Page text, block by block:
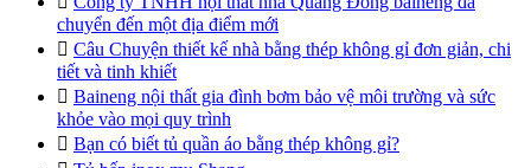
chuyển đến một địa điểm mới
 Câu Chuyện thiết kế nhà bằng thép không gỉ đơn giản, chi
tiết và tinh khiết
 Baineng nội thất gia đình bơm bảo vệ môi trường và sức
khỏe vào mọi quy trình
 Bạn có biết tủ quần áo bằng thép không gỉ?